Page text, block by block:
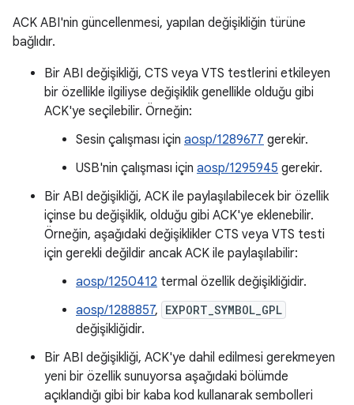
ACK ABI'nin güncellenmesi, yapılan değişikliğin türüne
bağlıdır.
Bir ABI değişikliği, CTS veya VTS testlerini etkileyen
bir özellikle ilgiliyse değişiklik genellikle olduğu gibi
ACK'ye seçilebilir. Örneğin:
Sesin çalışması için aosp/1289677 gerekir.
USB'nin çalışması için aosp/1295945 gerekir.
Bir ABI değişikliği, ACK ile paylaşılabilecek bir özellik
içinse bu değişiklik, olduğu gibi ACK'ye eklenebilir.
Örneğin, aşağıdaki değişiklikler CTS veya VTS testi
için gerekli değildir ancak ACK ile paylaşılabilir:
aosp/1250412 termal özellik değişikliğidir.
aosp/1288857, EXPORT_SYMBOL_GPL
değişikliğidir.
Bir ABI değişikliği, ACK'ye dahil edilmesi gerekmeyen
yeni bir özellik sunuyorsa aşağıdaki bölümde
açıklandığı gibi bir kaba kod kullanarak sembolleri